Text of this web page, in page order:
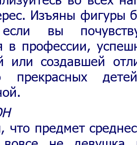
Изъяны фигуры
если вы
в профессии,
или создавшей
прекрасных
предмет